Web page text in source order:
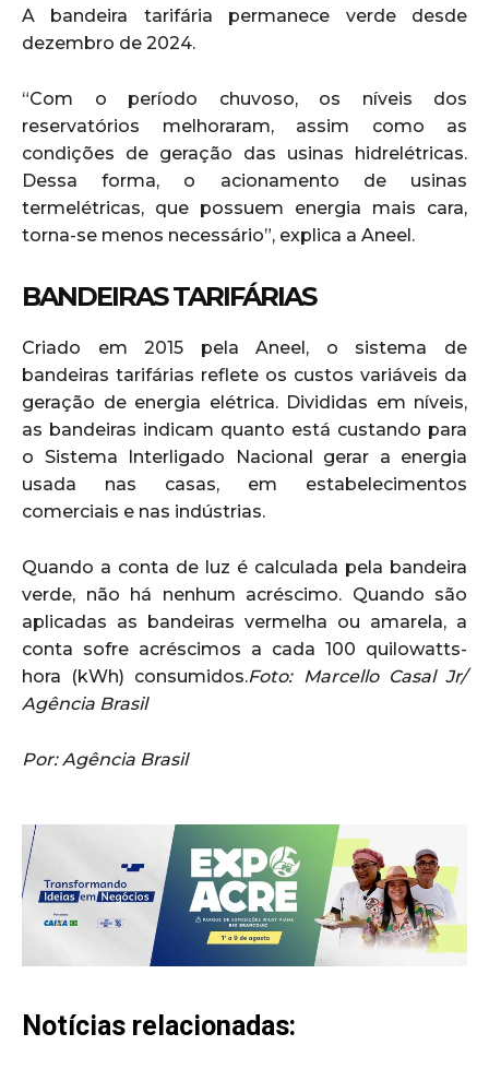
A bandeira tarifária permanece verde desde
dezembro de 2024.
“Com o período chuvoso, os níveis dos
reservatórios melhoraram, assim como as
condições de geração das usinas hidrelétricas.
Dessa forma, o acionamento de usinas
termelétricas, que possuem energia mais cara,
torna-se menos necessário”, explica a Aneel.
BANDEIRAS TARIFÁRIAS
Criado em 2015 pela Aneel, o sistema de
bandeiras tarifárias reflete os custos variáveis da
geração de energia elétrica. Divididas em níveis,
as bandeiras indicam quanto está custando para
o Sistema Interligado Nacional gerar a energia
usada nas casas, em estabelecimentos
comerciais e nas indústrias.
Quando a conta de luz é calculada pela bandeira
verde, não há nenhum acréscimo. Quando são
aplicadas as bandeiras vermelha ou amarela, a
conta sofre acréscimos a cada 100 quilowatts-
hora (kWh) consumidos.Foto: Marcello Casal Jr/
Agência Brasil
Por: Agência Brasil
Notícias relacionadas: